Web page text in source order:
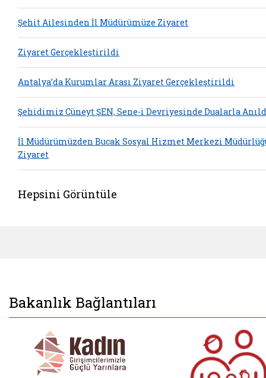
Şehit Ailesinden İl Müdürümüze Ziyaret
Ziyaret Gerçekleştirildi
Antalya’da Kurumlar Arası Ziyaret Gerçekleştirildi
Şehidimiz Cüneyt ŞEN, Sene-i Devriyesinde Dualarla
İl Müdürümüzden Bucak Sosyal Hizmet Merkezi
Ziyaret
Hepsini Görüntüle
Bakanlık Bağlantıları